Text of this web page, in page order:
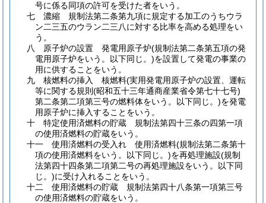
号に係る同項の許可を受けた者をいう。
七
濃縮 規制法第二条第九項に規定する加工のうちウラ
ン二三五のウラン二三八に対する比率を高める処理をい
う。
八
原子炉の設置 発電用原子炉(規制法第二条第五項の発
電用原子炉をいう。以下同じ。)を設置して発電の事業の
用に供することをいう。
九
核燃料の挿入 核燃料(実用発電用原子炉の設置、運転
等に関する規則 (昭和五十三年通商産業省令第七十七号)
第二条第二項第三号の燃料体をいう。以下同じ。)を発電
用原子炉に挿入することをいう。
十
特定使用済燃料の貯蔵 規制法第四十三条の四第一項
の使用済燃料の貯蔵をいう。
十一
使用済燃料の受入れ 使用済燃料(規制法第二条第十
項の使用済燃料をいう。以下同じ。)を再処理施設(規制
法第四十四条第二項第二号の再処理施設をいう。以下同
じ。)に受け入れることをいう。
十二
使用済燃料の貯蔵 規制法第四十八条第一項第三号
の使用済燃料の貯蔵をいう。